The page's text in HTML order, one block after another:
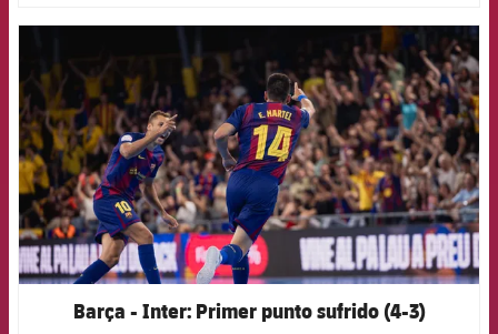
FCB Barcelona badge
Barça - Inter: Primer punto sufrido (4-3)